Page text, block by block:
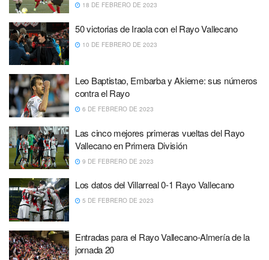
18 DE FEBRERO DE 2023
50 victorias de Iraola con el Rayo Vallecano
10 DE FEBRERO DE 2023
Leo Baptistao, Embarba y Akieme: sus números
contra el Rayo
6 DE FEBRERO DE 2023
Las cinco mejores primeras vueltas del Rayo
Vallecano en Primera División
9 DE FEBRERO DE 2023
Los datos del Villarreal 0-1 Rayo Vallecano
5 DE FEBRERO DE 2023
Entradas para el Rayo Vallecano-Almería de la
jornada 20